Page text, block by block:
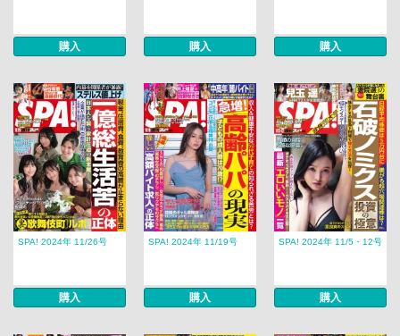
購入 購入 購入
SPA! 2024年 11/26号
購入
SPA! 2024年 11/19号
購入
SPA! 2024年 11/5・12号
購入